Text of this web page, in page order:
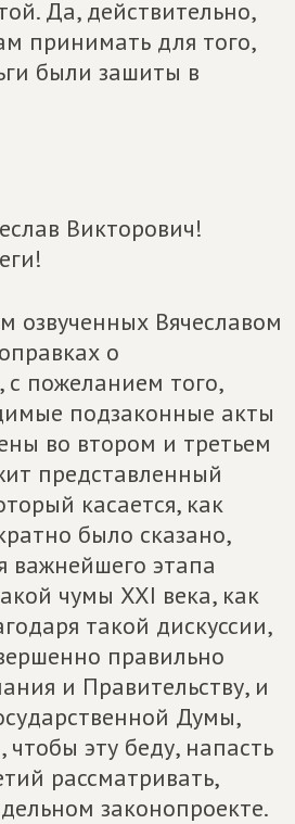
Да, действительно,
принимать для того,
были зашиты в
Викторович!
озвученных Вячеславом
о
с пожеланием того,
подзаконные акты
во втором и третьем
представленный
касается, как
было сказано,
важнейшего этапа
чумы XXI века, как
такой дискуссии,
правильно
и Правительству, и
Думы,
эту беду, напасть
рассматривать,
законопроекте.